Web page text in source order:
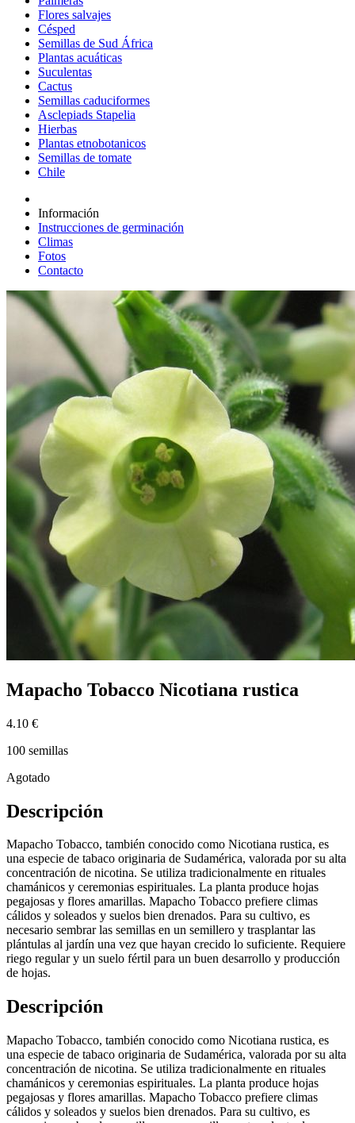
Flores salvajes
Césped
Semillas de Sud África
Plantas acuáticas
Suculentas
Cactus
Semillas caduciformes
Asclepiads Stapelia
Hierbas
Plantas etnobotanicos
Semillas de tomate
Chile
Información
Instrucciones de germinación
Climas
Fotos
Contacto
Mapacho Tobacco Nicotiana rustica
4.10 €
100 semillas
Agotado
Descripción
Mapacho Tobacco, también conocido como Nicotiana rustica, es
una especie de tabaco originaria de Sudamérica, valorada por su alta
concentración de nicotina. Se utiliza tradicionalmente en rituales
chamánicos y ceremonias espirituales. La planta produce hojas
pegajosas y flores amarillas. Mapacho Tobacco prefiere climas
cálidos y soleados y suelos bien drenados. Para su cultivo, es
necesario sembrar las semillas en un semillero y trasplantar las
plántulas al jardín una vez que hayan crecido lo suficiente. Requiere
riego regular y un suelo fértil para un buen desarrollo y producción
de hojas.
Descripción
Mapacho Tobacco, también conocido como Nicotiana rustica, es
una especie de tabaco originaria de Sudamérica, valorada por su alta
concentración de nicotina. Se utiliza tradicionalmente en rituales
chamánicos y ceremonias espirituales. La planta produce hojas
pegajosas y flores amarillas. Mapacho Tobacco prefiere climas
cálidos y soleados y suelos bien drenados. Para su cultivo, es